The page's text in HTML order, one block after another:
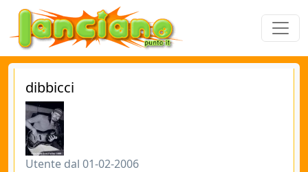
dibbicci
Utente dal 01-02-2006